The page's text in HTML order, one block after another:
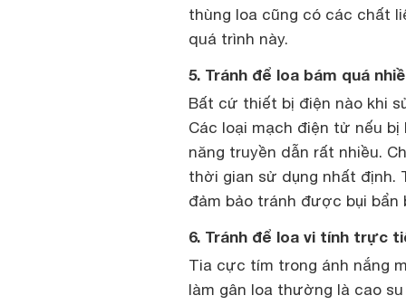
thùng loa cũng có các chất
quá trình này.
5. Tránh để loa bám quá
Bất cứ thiết bị điện nào khi
Các loại mạch điện tử nếu bị
năng truyền dẫn rất nhiều.
thời gian sử dụng nhất định.
đảm bảo tránh được bụi bẩn
6. Tránh để loa vi tính trực
Tia cực tím trong ánh nắng
làm gân loa thường là cao